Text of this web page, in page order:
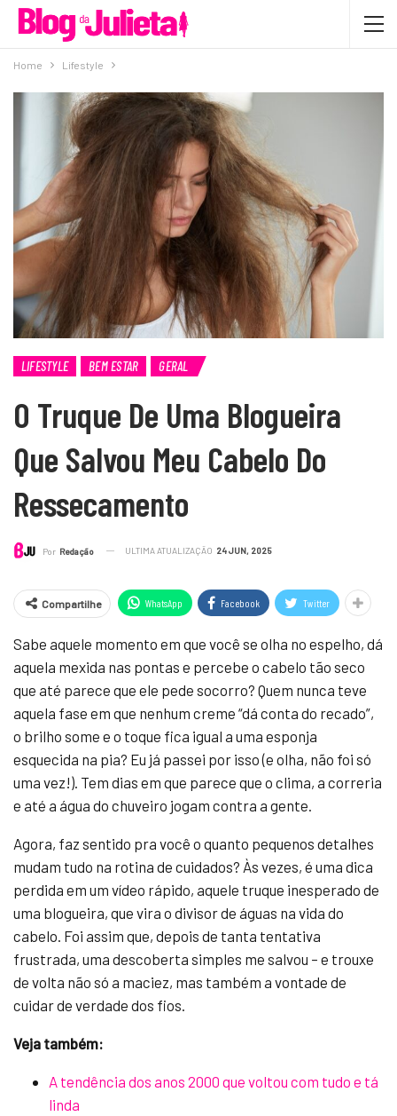
Home Lifestyle
LIFESTYLE BEM ESTAR GERAL
O Truque De Uma Blogueira
Que Salvou Meu Cabelo Do
Ressecamento
Por Redação ULTIMA ATUALIZAÇÃO 24 JUN, 2025
Compartilhe WhatsApp Facebook Twitter
Sabe aquele momento em que você se olha no espelho, dá
aquela mexida nas pontas e percebe o cabelo tão seco
que até parece que ele pede socorro? Quem nunca teve
aquela fase em que nenhum creme “dá conta do recado”,
o brilho some e o toque fica igual a uma esponja
esquecida na pia? Eu já passei por isso (e olha, não foi só
uma vez!). Tem dias em que parece que o clima, a correria
e até a água do chuveiro jogam contra a gente.
Agora, faz sentido pra você o quanto pequenos detalhes
mudam tudo na rotina de cuidados? Às vezes, é uma dica
perdida em um vídeo rápido, aquele truque inesperado de
uma blogueira, que vira o divisor de águas na vida do
cabelo. Foi assim que, depois de tanta tentativa
frustrada, uma descoberta simples me salvou – e trouxe
de volta não só a maciez, mas também a vontade de
cuidar de verdade dos fios.
Veja também:
A tendência dos anos 2000 que voltou com tudo e tá
linda